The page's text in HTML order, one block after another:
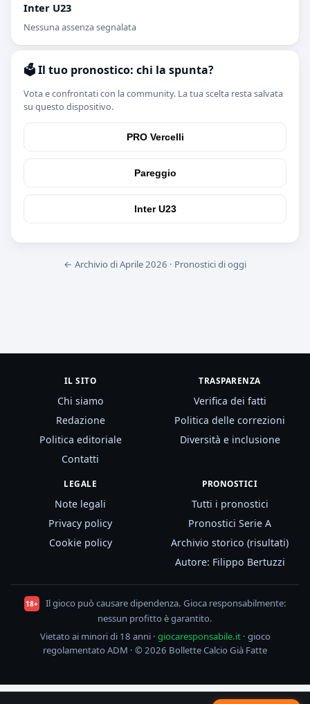
Inter U23
Nessuna assenza segnalata
🗳️ Il tuo pronostico: chi la spunta?
Vota e confrontati con la community. La tua scelta resta salvata
su questo dispositivo.
PRO Vercelli
Pareggio
Inter U23
← Archivio di Aprile 2026 · Pronostici di oggi
IL SITO
Chi siamo
Redazione
Politica editoriale
Contatti
TRASPARENZA
Verifica dei fatti
Politica delle correzioni
Diversità e inclusione
LEGALE
Note legali
Privacy policy
Cookie policy
PRONOSTICI
Tutti i pronostici
Pronostici Serie A
Archivio storico (risultati)
Autore: Filippo Bertuzzi
18+
Il gioco può causare dipendenza. Gioca responsabilmente:
nessun profitto è garantito.
Vietato ai minori di 18 anni · giocaresponsabile.it· gioco
regolamentato ADM · © 2026 Bollette Calcio Già Fatte